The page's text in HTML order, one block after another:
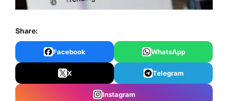
Share:
Facebook WhatsApp
X Telegram
Instagram